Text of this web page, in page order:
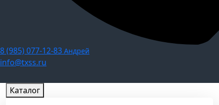
8 (985) 077-12-83 Андрей
info@txss.ru
Каталог